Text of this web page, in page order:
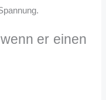
er einen